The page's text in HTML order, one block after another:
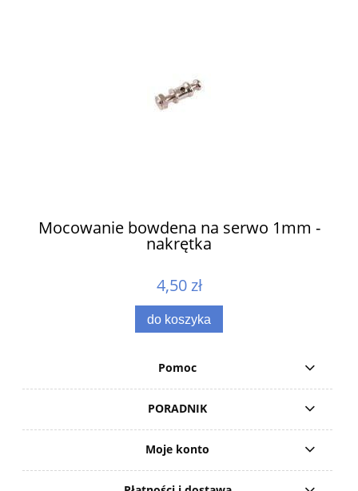
Mocowanie bowdena na serwo 1mm -
nakrętka
4,50 zł
do koszyka
Pomoc
PORADNIK
Moje konto